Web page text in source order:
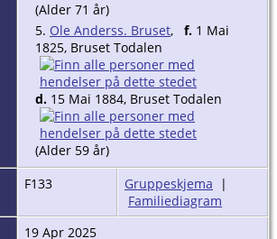
(Alder 71 år)
5. Ole Anderss. Bruset, f. 1 Mai
1825, Bruset Todalen
d. 15 Mai 1884, Bruset Todalen
(Alder 59 år)
F133 Gruppeskjema |
Familiediagram
19 Apr 2025